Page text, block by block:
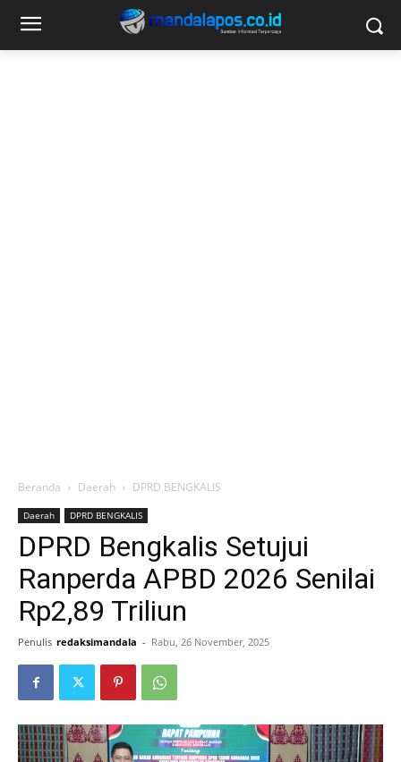
Beranda Daerah DPRD BENGKALIS
Daerah DPRD BENGKALIS
DPRD Bengkalis Setujui
Ranperda APBD 2026 Senilai
Rp2,89 Triliun
Penulis redaksimandala - Rabu, 26 November, 2025